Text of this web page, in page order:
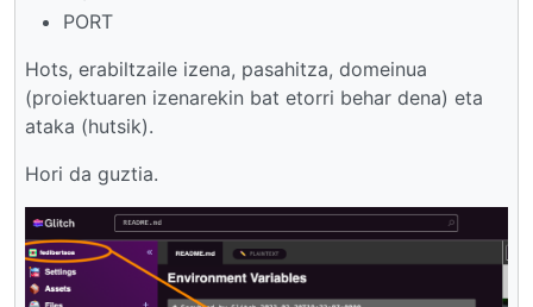
PORT
Hots, erabiltzaile izena, pasahitza, domeinua
(proiektuaren izenarekin bat etorri behar dena) eta
ataka (hutsik).
Hori da guztia.